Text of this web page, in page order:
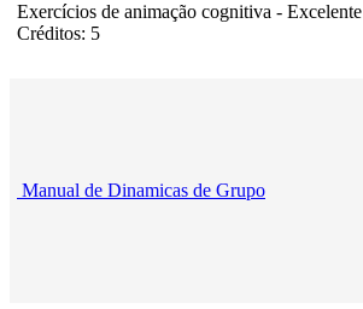
Exercícios de animação cognitiva - Excelente
Créditos: 5
Manual de Dinamicas de Grupo